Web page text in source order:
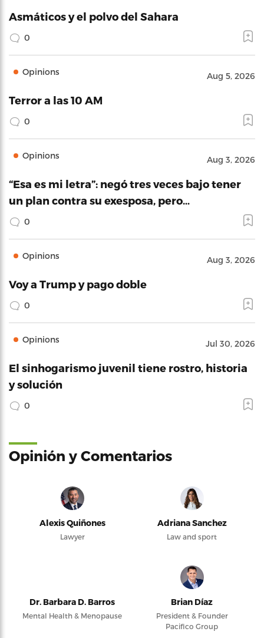
Asmáticos y el polvo del Sahara
0
Opinions Aug 5, 2026
Terror a las 10 AM
0
Opinions Aug 3, 2026
“Esa es mi letra”: negó tres veces bajo tener
un plan contra su exesposa, pero…
0
Opinions Aug 3, 2026
Voy a Trump y pago doble
0
Opinions Jul 30, 2026
El sinhogarismo juvenil tiene rostro, historia
y solución
0
Opinión y Comentarios
Alexis Quiñones
Lawyer
Adriana Sanchez
Law and sport
Dr. Barbara D. Barros
Mental Health & Menopause
Brian Díaz
President & Founder
Pacifico Group